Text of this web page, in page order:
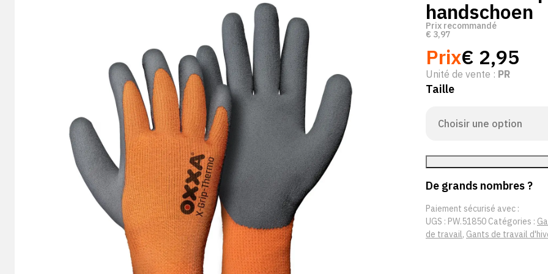
handschoen
Prix recommandé
€ 3,97
Prix€ 2,95
Unité de vente : PR
Taille
De grands nombres ?
Paiement sécurisé avec :
UGS : PW.51850 Catégories :
de travail, Gants de travail